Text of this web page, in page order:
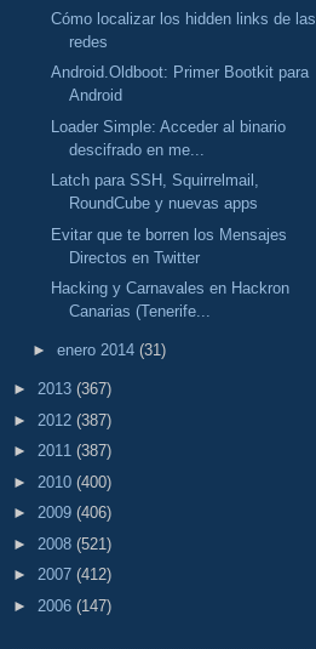
Cómo localizar los hidden links de las
redes
Android.Oldboot: Primer Bootkit para
Android
Loader Simple: Acceder al binario
descifrado en me...
Latch para SSH, Squirrelmail,
RoundCube y nuevas apps
Evitar que te borren los Mensajes
Directos en Twitter
Hacking y Carnavales en Hackron
Canarias (Tenerife...
► enero 2014 (31)
► 2013 (367)
► 2012 (387)
► 2011 (387)
► 2010 (400)
► 2009 (406)
► 2008 (521)
► 2007 (412)
► 2006 (147)